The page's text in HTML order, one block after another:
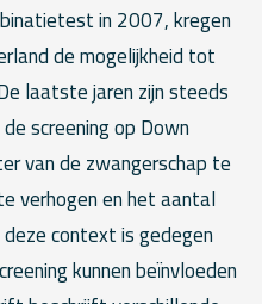
in 2007, kregen
de mogelijkheid tot
laatste jaren zijn steeds
screening op Down
van de zwangerschap te
verhogen en het aantal
context is gedegen
kunnen beïnvloeden